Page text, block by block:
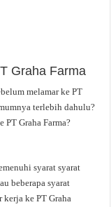
Graha Farma
melamar ke PT
terlebih dahulu?
PT Graha Farma?
syarat syarat
beberapa syarat
ke PT Graha